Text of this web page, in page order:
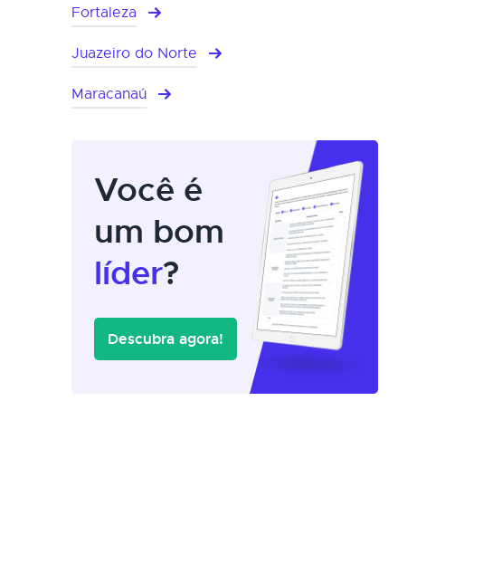
Fortaleza
Juazeiro do Norte
Maracanaú
Você é
um bom
líder?
Descubra agora!